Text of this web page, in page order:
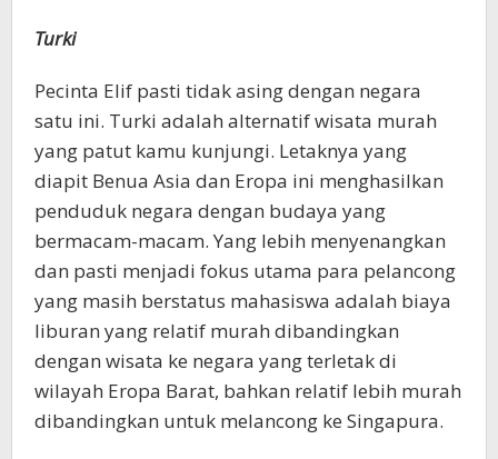
Turki
Pecinta Elif pasti tidak asing dengan negara
satu ini. Turki adalah alternatif wisata murah
yang patut kamu kunjungi. Letaknya yang
diapit Benua Asia dan Eropa ini menghasilkan
penduduk negara dengan budaya yang
bermacam-macam. Yang lebih menyenangkan
dan pasti menjadi fokus utama para pelancong
yang masih berstatus mahasiswa adalah biaya
liburan yang relatif murah dibandingkan
dengan wisata ke negara yang terletak di
wilayah Eropa Barat, bahkan relatif lebih murah
dibandingkan untuk melancong ke Singapura.